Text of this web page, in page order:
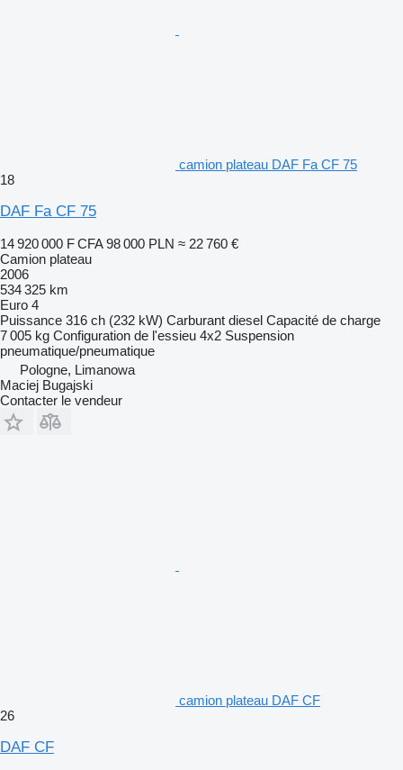
camion plateau DAF Fa CF 75
18
DAF Fa CF 75
14 920 000 F CFA 98 000 PLN ≈ 22 760 €
Camion plateau
2006
534 325 km
Euro 4
Puissance 316 ch (232 kW) Carburant diesel Capacité de charge
7 005 kg Configuration de l'essieu 4x2 Suspension
pneumatique/pneumatique
Pologne, Limanowa
Maciej Bugajski
Contacter le vendeur
camion plateau DAF CF
26
DAF CF